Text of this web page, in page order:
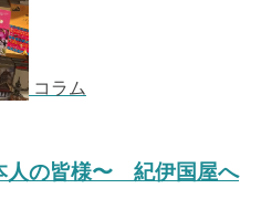
コラム
人の皆様〜 紀伊国屋へ